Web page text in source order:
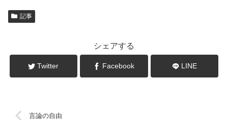
記事
シェアする
Twitter Facebook LINE
言論の自由